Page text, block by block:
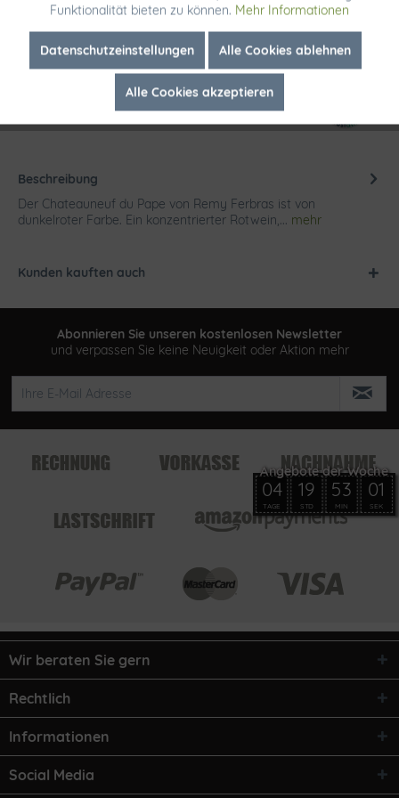
2423
Beschreibung
Der Chateauneuf du Pape von Remy Ferbras ist von
dunkelroter Farbe. Ein konzentrierter Rotwein,... mehr
Kunden kauften auch
Abonnieren Sie unseren kostenlosen Newsletter
und verpassen Sie keine Neuigkeit oder Aktion mehr
Wir beraten Sie gern
Rechtlich
Informationen
Social Media
Marketing Inaktiv
Funktionalität bieten zu können. Mehr Informationen
Datenschutzeinstellungen Alle Cookies ablehnen
Alle Cookies akzeptieren
04
TAGE
19
STD
53
MIN
01
SEK